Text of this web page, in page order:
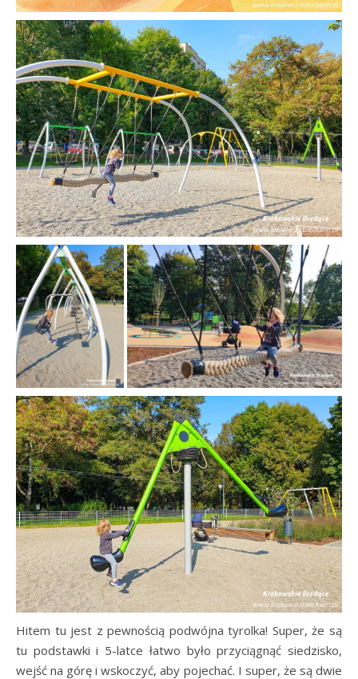
Hitem tu jest z pewnością podwójna tyrolka! Super, że są
tu podstawki i 5-latce łatwo było przyciągnąć siedzisko,
wejść na górę i wskoczyć, aby pojechać. I super, że są dwie